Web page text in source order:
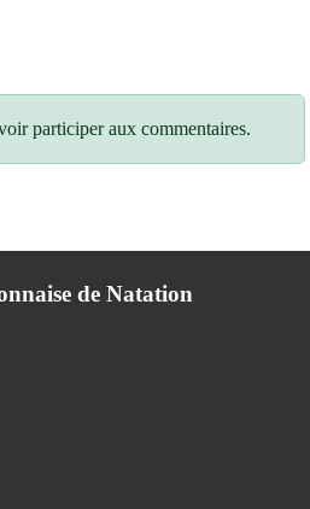
participer aux commentaires.
de Natation